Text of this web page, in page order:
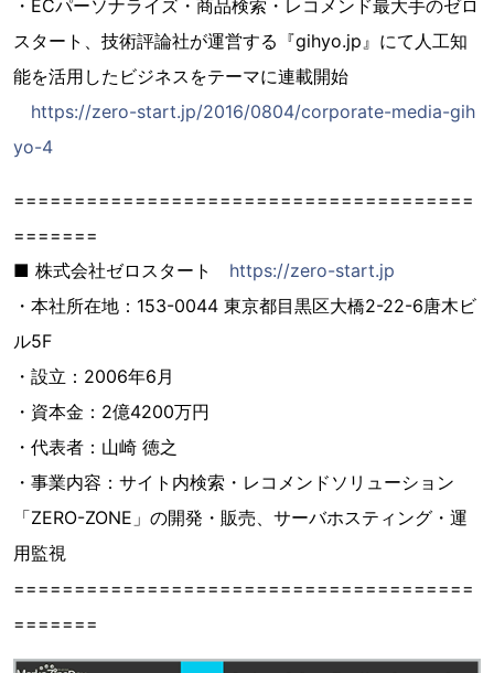
・ECパーソナライズ・商品検索・レコメンド最大手のゼロ
スタート、技術評論社が運営する『gihyo.jp』にて人工知
能を活用したビジネスをテーマに連載開始
https://zero-start.jp/2016/0804/corporate-media-gih
yo-4
======================================
=======
■ 株式会社ゼロスタート https://zero-start.jp
・本社所在地：153-0044 東京都目黒区大橋2-22-6唐木ビ
ル5F
・設立：2006年6月
・資本金：2億4200万円
・代表者：山崎 徳之
・事業内容：サイト内検索・レコメンドソリューション
「ZERO-ZONE」の開発・販売、サーバホスティング・運
用監視
======================================
=======